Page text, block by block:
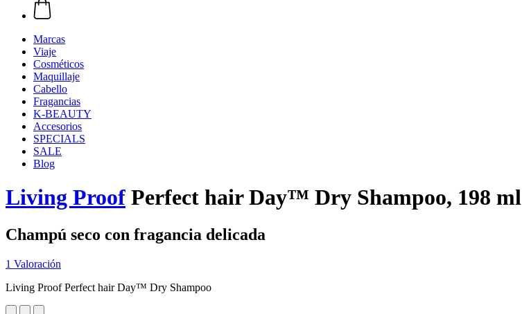
Marcas
Viaje
Cosméticos
Maquillaje
Cabello
Fragancias
K-BEAUTY
Accesorios
SPECIALS
SALE
Blog
Living Proof Perfect hair Day™ Dry Shampoo, 198 ml
Champú seco con fragancia delicada
1 Valoración
Living Proof Perfect hair Day™ Dry Shampoo